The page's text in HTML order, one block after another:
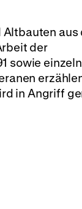
aus
der
sowie
in Angriff